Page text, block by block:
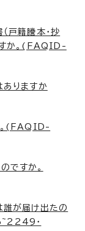
戸籍謄本・抄
すか。(FAQID-
ありますか
。(FAQID-
ですか。
誰が届け出たの
・